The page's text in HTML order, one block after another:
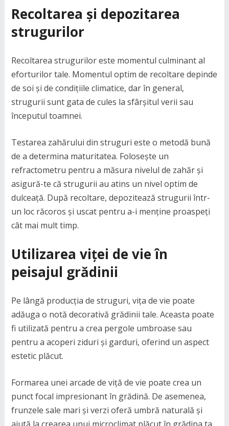
Recoltarea și depozitarea
strugurilor
Recoltarea strugurilor este momentul culminant al
eforturilor tale. Momentul optim de recoltare depinde
de soi și de condițiile climatice, dar în general,
strugurii sunt gata de cules la sfârșitul verii sau
începutul toamnei.
Testarea zahărului din struguri este o metodă bună
de a determina maturitatea. Folosește un
refractometru pentru a măsura nivelul de zahăr și
asigură-te că strugurii au atins un nivel optim de
dulceață. După recoltare, depozitează strugurii într-
un loc răcoros și uscat pentru a-i menține proaspeți
cât mai mult timp.
Utilizarea viței de vie în
peisajul grădinii
Pe lângă producția de struguri, vița de vie poate
adăuga o notă decorativă grădinii tale. Aceasta poate
fi utilizată pentru a crea pergole umbroase sau
pentru a acoperi ziduri și garduri, oferind un aspect
estetic plăcut.
Formarea unei arcade de viță de vie poate crea un
punct focal impresionant în grădină. De asemenea,
frunzele sale mari și verzi oferă umbră naturală și